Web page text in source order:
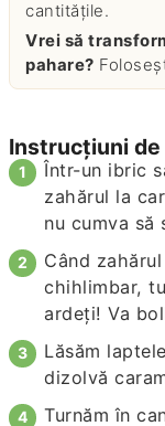
cantitățile.
Vrei să transformi gramele în linguri, căni sau
pahare?
Instrucțiuni
Într-un ibric
zahărul la
nu cumva să
Când
chihlimbar,
ardeţi! Va
Lăsăm
dizolvă
Turnăm în